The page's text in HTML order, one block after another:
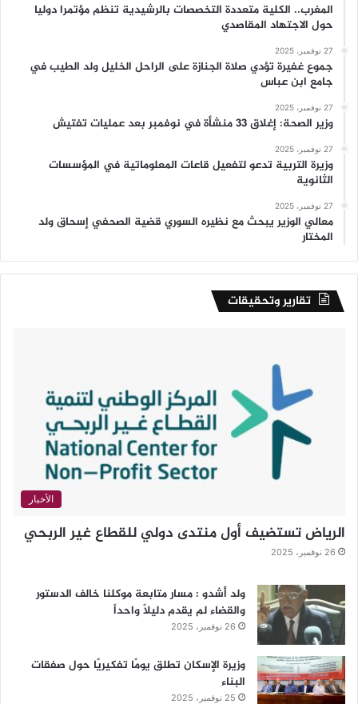
المغرب.. الكلية متعددة التخصصات بالرشيدية تنظم مؤتمرا دوليا
حول الاجتهاد المقاصدي
27 نوفمبر، 2025
جموع غفيرة تؤدي صلاة الجنازة على الراحل الخليل ولد الطيب في
جامع ابن عباس
27 نوفمبر، 2025
وزير الصحة: إغلاق 33 منشأة في نوفمبر بعد عمليات تفتيش
27 نوفمبر، 2025
وزيرة التربية تدعو لتفعيل قاعات المعلوماتية في المؤسسات
الثانوية
27 نوفمبر، 2025
معالي الوزير يبحث مع نظيره السوري قضية الصحفي إسحاق ولد
المختار
تقارير وتحقيقات
الأخبار
الرياض تستضيف أول منتدى دولي للقطاع غير الربحي
26 نوفمبر، 2025
ولد أشدو : مسار متابعة موكلنا خالف الدستور
والقضاء لم يقدم دليلاً واحداً
26 نوفمبر، 2025
وزيرة الإسكان تطلق يومًا تفكيريًا حول صفقات
البناء
25 نوفمبر، 2025